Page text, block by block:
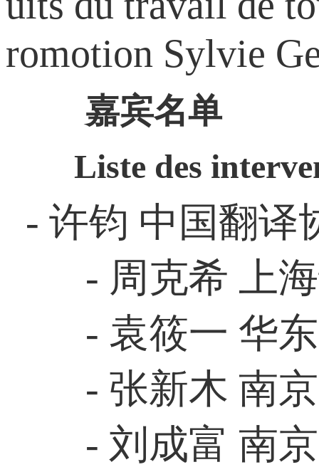
romotion Sylvie
嘉宾名单
Liste des
- 许钧 中国翻译
- 周克希 上海
- 袁筱一 华东
- 张新木 南京
- 刘成富 南京